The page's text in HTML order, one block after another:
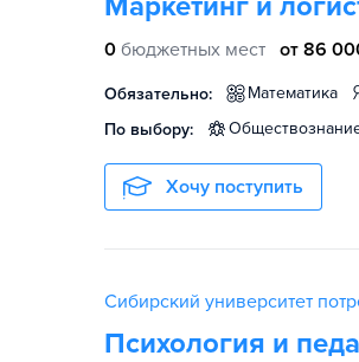
0 бюджетных мест от 86
Обязательно: математика
По выбору:
Хочу поступить
Сибирский университет
Психология и